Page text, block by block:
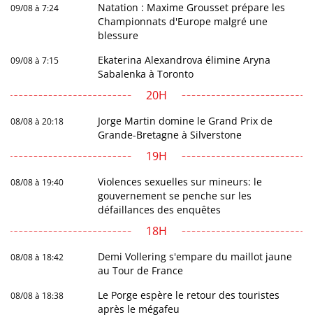
09/08 à 7:24
Natation : Maxime Grousset prépare les
Championnats d'Europe malgré une
blessure
09/08 à 7:15
Ekaterina Alexandrova élimine Aryna
Sabalenka à Toronto
20H
08/08 à 20:18
Jorge Martin domine le Grand Prix de
Grande-Bretagne à Silverstone
19H
08/08 à 19:40
Violences sexuelles sur mineurs: le
gouvernement se penche sur les
défaillances des enquêtes
18H
08/08 à 18:42
Demi Vollering s'empare du maillot jaune
au Tour de France
08/08 à 18:38
Le Porge espère le retour des touristes
après le mégafeu